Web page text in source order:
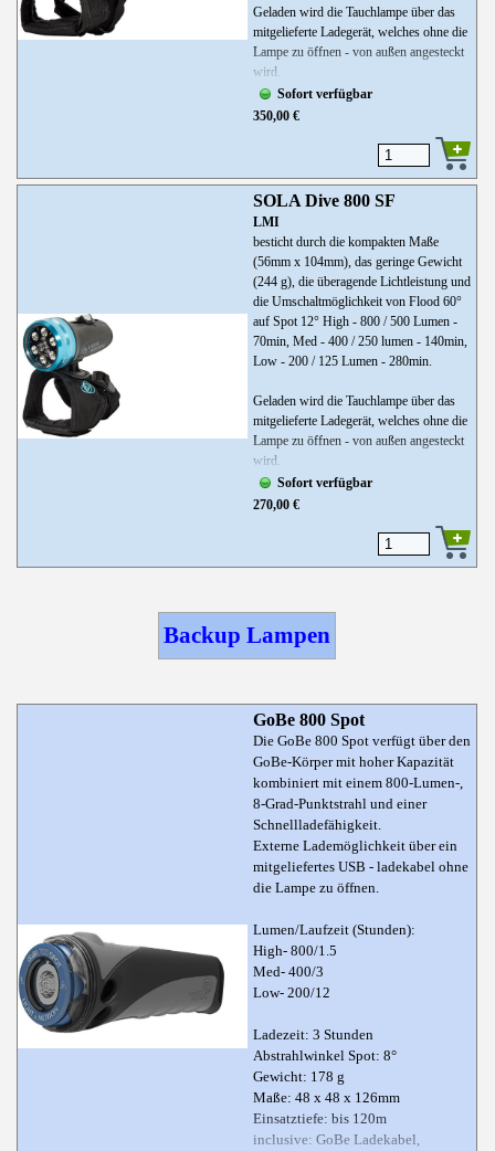
Geladen wird die Tauchlampe über das
mitgelieferte Ladegerät, welches ohne die
Lampe zu öffnen - von außen angesteckt
wird.
Sofort verfügbar
350,00 €
SOLA Dive 800 SF
LMI
besticht durch die kompakten Maße
(56mm x 104mm), das geringe Gewicht
(244 g), die überagende Lichtleistung und
die Umschaltmöglichkeit von Flood 60°
auf Spot 12° High - 800 / 500 Lumen -
70min, Med - 400 / 250 lumen - 140min,
Low - 200 / 125 Lumen - 280min.
Geladen wird die Tauchlampe über das
mitgelieferte Ladegerät, welches ohne die
Lampe zu öffnen - von außen angesteckt
wird.
Sofort verfügbar
270,00 €
Backup Lampen
GoBe 800 Spot
Die GoBe 800 Spot verfügt über den
GoBe-Körper mit hoher Kapazität
kombiniert mit einem 800-Lumen-,
8-Grad-Punktstrahl und einer
Schnellladefähigkeit.
Externe Lademöglichkeit über ein
mitgeliefertes USB - ladekabel ohne
die Lampe zu öffnen.
Lumen/Laufzeit (Stunden):
High- 800/1.5
Med- 400/3
Low- 200/12
Ladezeit: 3 Stunden
Abstrahlwinkel Spot: 8°
Gewicht: 178 g
Maße: 48 x 48 x 126mm
Einsatztiefe: bis 120m
inclusive: GoBe Ladekabel,